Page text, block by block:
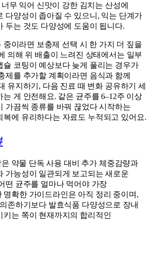
무 익어 신맛이 강한 김치는 산성에
다양성이 좁아질 수 있으니, 익는 단계가
두는 것도 다양성에 도움이 됩니다.
중이라면 보충제 선택 시 한 가지 더 짚을
의해 위 배출이 느려진 상태에서는 일부
슐 코팅이 예상보다 늦게 풀리는 경우가
제를 추가할 계획이라면 음식과 함께
유지하기, 다음 진료 때 변화 공유하기 세
는 게 안전해요. 같은 균주를 6–12주 이상
가끔씩 종류를 바꿔 끊었다 시작하는
복에 유리하다는 자료도 누적되고 있어요.
약물 단독 사용 대비 추가 체중감량과
가능성이 일관되게 보고되는 새로운
떤 균주를 얼마나 먹어야 가장
명확한 가이드라인은 아직 정리 중이며,
존하기보다 발효식품 다양성으로 장내
키는 쪽이 현재까지의 합리적인